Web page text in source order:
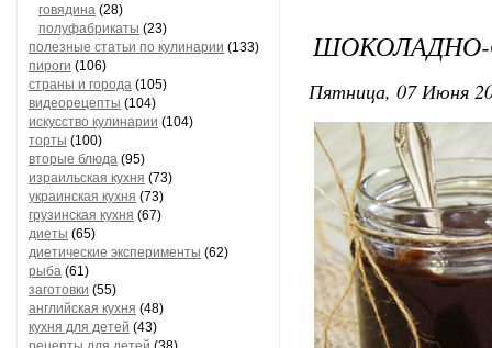
говядина (28)
полуфабрикаты (23)
полезные статьи по кулинарии (133)
пироги (106)
страны и города (105)
видеорецепты (104)
искусство кулинарии (104)
торты (100)
вторые блюда (95)
израильская кухня (73)
украинская кухня (73)
грузинская кухня (67)
диеты (65)
диетические эксперименты (62)
рыба (61)
заготовки (55)
английская кухня (48)
кухня для детей (43)
ШОКОЛАДНО-
Пятница, 07 Июня